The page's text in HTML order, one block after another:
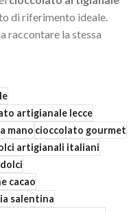
di riferimento ideale.
raccontare la stessa
artigianale lecce
manocioccolato gourmet
artigianali italiani
cacao
salentina